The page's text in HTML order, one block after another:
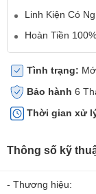
Linh Kiện Có
Hoàn Tiền
Tình trạng:
Bảo hành 6
Thời gian xử
Thông số kỹ
- Thương hiệu: